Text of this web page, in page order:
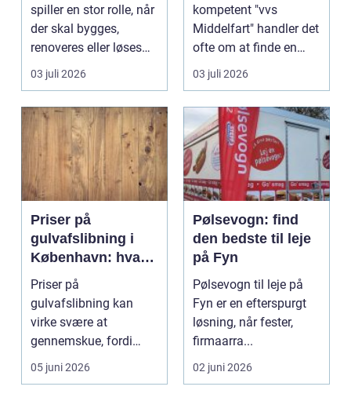
spiller en stor rolle, når
der skal bygges,
renoveres eller løses
problemer und...
03 juli 2026
kompetent "vvs
Middelfart" handler det
ofte om at finde en
lokal, fa...
03 juli 2026
Priser på
gulvafslibning i
København: hvad
koster det
egentlig?
Priser på
gulvafslibning kan
virke svære at
gennemskue, fordi
mange faktorer spiller
ind...
05 juni 2026
Pølsevogn: find
den bedste til leje
på Fyn
Pølsevogn til leje på
Fyn er en efterspurgt
løsning, når fester,
firmaarra...
02 juni 2026